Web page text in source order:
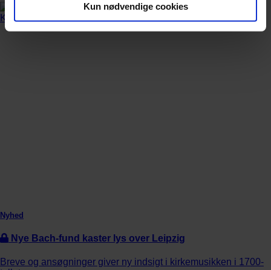
Kun nødvendige cookies
Nyhed
Nye Bach-fund kaster lys over Leipzig
Breve og ansøgninger giver ny indsigt i kirkemusikken i 1700-